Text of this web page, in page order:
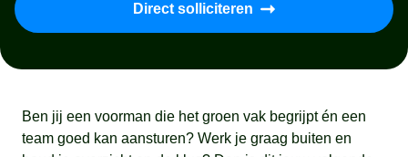
Direct solliciteren
Ben jij een voorman die het groen vak begrijpt én een
team goed kan aansturen? Werk je graag buiten en